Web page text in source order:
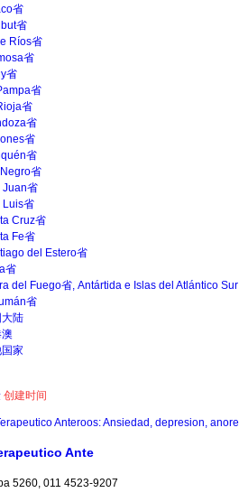
省
省
Ríos省
省
省
省
省
省
省
省
省
Juan省
Luis省
Cruz省
Fe省
del Estero省
省
del Fuego省, Antártida e Islas del Atlántico Sur
省
陆
家
创建时间
Ante
5260, 011 4523-9207